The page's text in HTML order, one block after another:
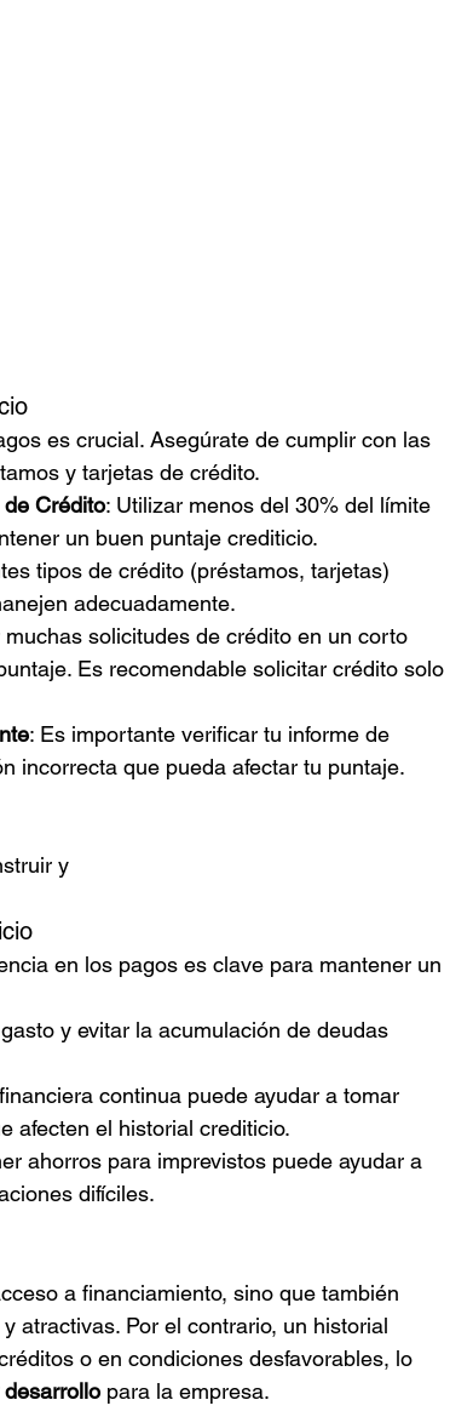
es crucial. Asegúrate de cumplir con las
y tarjetas de crédito.
Crédito: Utilizar menos del 30% del límite
un buen puntaje crediticio.
tipos de crédito (préstamos, tarjetas)
adecuadamente.
muchas solicitudes de crédito en un corto
Es recomendable solicitar crédito solo
: Es importante verificar tu informe de
incorrecta que pueda afectar tu puntaje.
y
en los pagos es clave para mantener un
y evitar la acumulación de deudas
continua puede ayudar a tomar
afecten el historial crediticio.
ahorros para imprevistos puede ayudar a
difíciles.
a financiamiento, sino que también
atractivas. Por el contrario, un historial
o en condiciones desfavorables, lo
para la empresa.